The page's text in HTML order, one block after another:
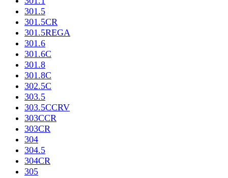
301.5
301.5CR
301.5REGA
301.6
301.6C
301.8
301.8C
302.5C
303.5
303.5CCRV
303CCR
303CR
304
304.5
304CR
305